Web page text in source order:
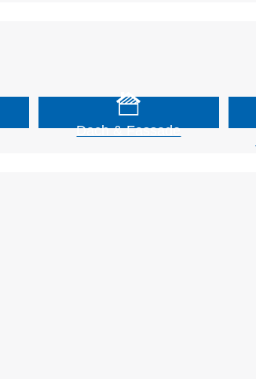
Dach & Fassade